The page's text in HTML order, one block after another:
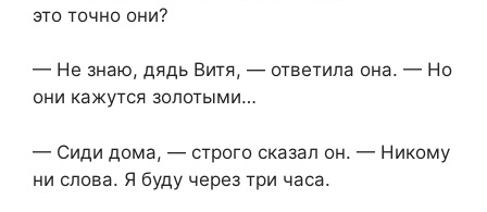
это точно они?
— Не знаю, дядь Витя, — ответила она. — Но
они кажутся золотыми…
— Сиди дома, — строго сказал он. — Никому
ни слова. Я буду через три часа.